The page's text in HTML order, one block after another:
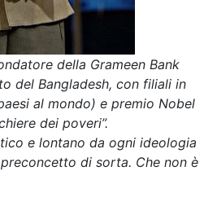
della Grameen Bank
del Bangladesh, con filiali in
al mondo) e premio Nobel
dei poveri”.
e lontano da ogni ideologia
di sorta. Che non è